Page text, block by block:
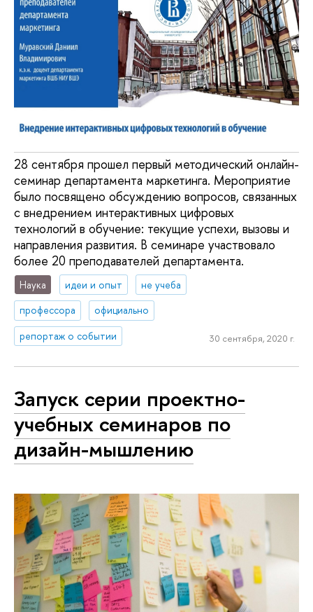
28 сентября прошел первый методический онлайн-
семинар департамента маркетинга. Мероприятие
было посвящено обсуждению вопросов, связанных
с внедрением интерактивных цифровых
технологий в обучение: текущие успехи, вызовы и
направления развития. В семинаре участвовало
более 20 преподавателей департамента.
Наука идеи и опыт
не учеба
профессора
официально
репортаж о событии
30 сентября, 2020 г.
Запуск серии проектно-
учебных семинаров по
дизайн-мышлению